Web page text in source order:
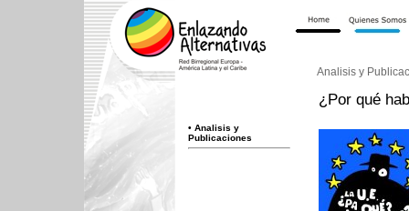
Analisis y
¿Por qué
• Analisis y
Publicaciones